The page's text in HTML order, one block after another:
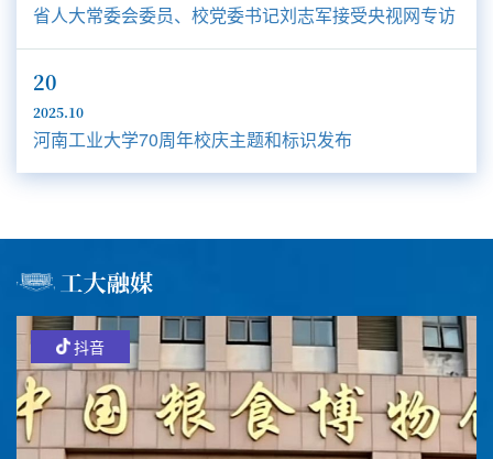
省人大常委会委员、校党委书记刘志军接受央视网专访
20
2025.10
河南工业大学70周年校庆主题和标识发布
抖音